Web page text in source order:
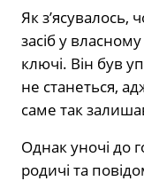
Як з’ясувалось,
засіб у власному
ключі. Він був
не станеться,
саме так
Однак уночі до
родичі та